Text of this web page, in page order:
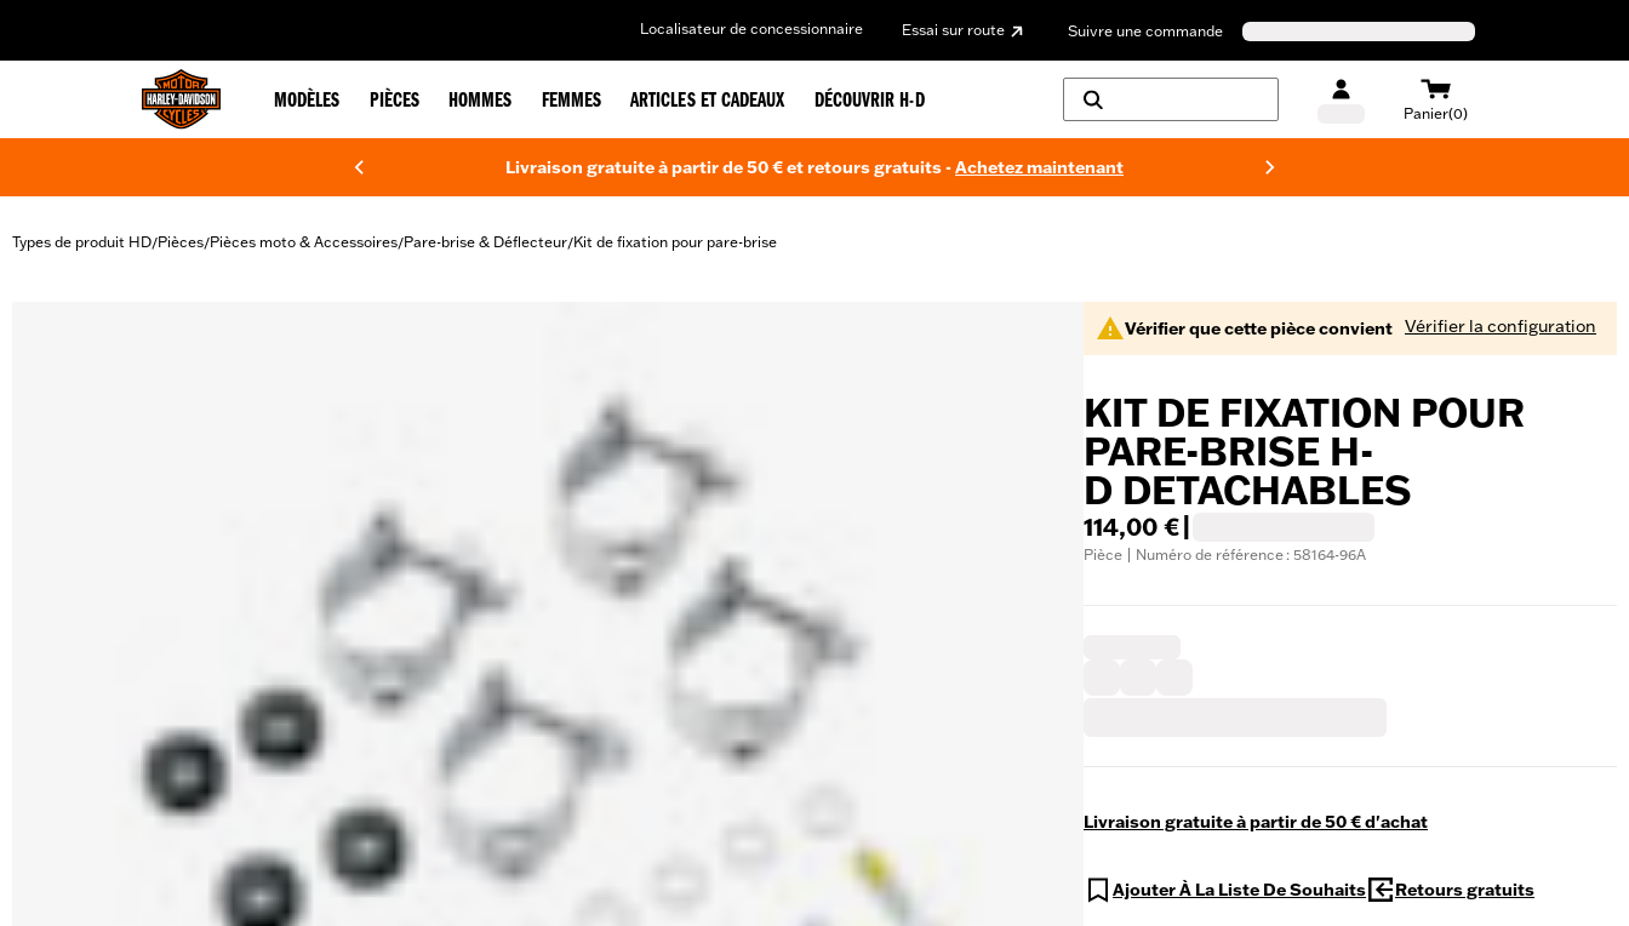
Localisateur de concessionnaire Essai sur route Suivre une commande
MODÈLES PIÈCES HOMMES FEMMES ARTICLES ET CADEAUX DÉCOUVRIR H-D
Panier(0)
Livraison gratuite à partir de 50 € et retours gratuits -Achetez maintenant
Types de produit HD/Pièces/Pièces moto & Accessoires/Pare-brise & Déflecteur/Kit de fixation pour pare-brise
Vérifier que cette pièce convient Vérifier la configuration
KIT DE FIXATION POUR
PARE-BRISE H-
D DETACHABLES
114,00 €
Pièce | Numéro de référence : 58164-96A
Livraison gratuite à partir de 50 € d'achat
Ajouter À La Liste De Souhaits Retours gratuits